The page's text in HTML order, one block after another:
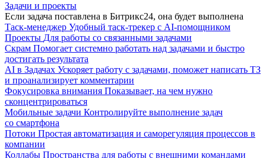
Задачи и проекты
Если задача поставлена в Битрикс24, она будет выполнена
Таск-менеджер Удобный таск-трекер с AI-помощником
Проекты Для работы со связанными задачами
Скрам Помогает системно работать над задачами и быстро
достигать результата
AI в Задачах Ускоряет работу с задачами, поможет написать ТЗ
и проанализирует комментарии
Фокусировка внимания Показывает, на чем нужно
сконцентрироваться
Мобильные задачи Контролируйте выполнение задач
со смартфона
Потоки Простая автоматизация и саморегуляция процессов в
компании
Коллабы Пространства для работы с внешними командами